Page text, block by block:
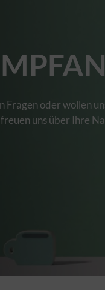
Fragen oder wollen
uns über Ihre